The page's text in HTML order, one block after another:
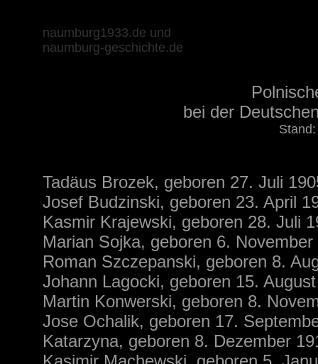
naumburg1933.de und
naumburg-geschichte.de
bei der
Tadäus Brozek, geboren 27. Juli
Josef Budzinski, geboren 23. April
Kasmir Krajewski, geboren 28. Juli
Marian Sojka, geboren 6.
Roman Szczepanski, geboren 8.
Johann Lagocki, geboren 15.
Martin Konwerski, geboren 8.
Jose Ochalik, geboren 17.
Katarzyna, geboren 8. Dezember